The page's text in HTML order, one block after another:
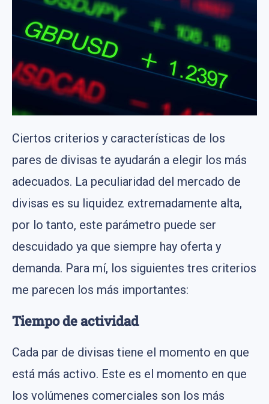
Ciertos criterios y características de los
pares de divisas te ayudarán a elegir los más
adecuados. La peculiaridad del mercado de
divisas es su liquidez extremadamente alta,
por lo tanto, este parámetro puede ser
descuidado ya que siempre hay oferta y
demanda. Para mí, los siguientes tres criterios
me parecen los más importantes:
Tiempo de actividad
Cada par de divisas tiene el momento en que
está más activo. Este es el momento en que
los volúmenes comerciales son los más